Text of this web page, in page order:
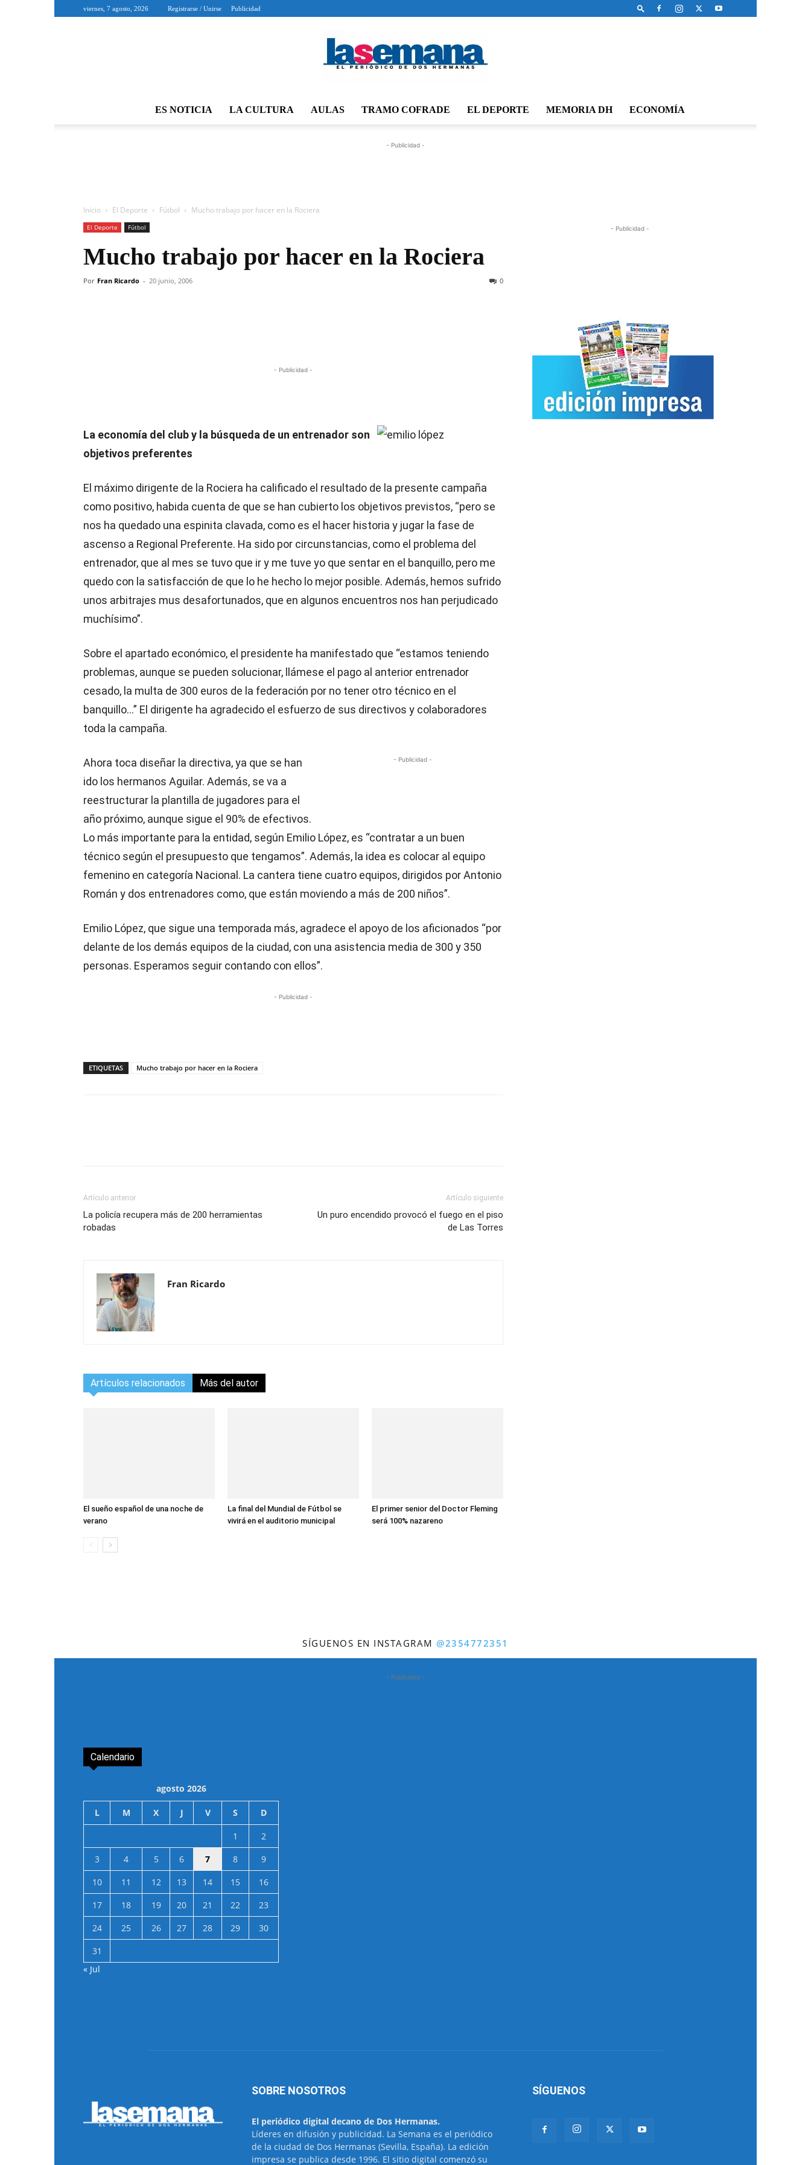
viernes, 7 agosto, 2026 Registrarse / Unirse Publicidad
ES NOTICIA LA CULTURA AULAS TRAMO COFRADE EL DEPORTE MEMORIA DH ECONOMÍA
- Publicidad -
Inicio El Deporte Fútbol Mucho trabajo por hacer en la Rociera
El Deporte Fútbol
Mucho trabajo por hacer en la Rociera
Por Fran Ricardo - 20 junio, 2006 0
- Publicidad -
La economía del club y la búsqueda de un entrenador son
objetivos preferentes
El máximo dirigente de la Rociera ha calificado el resultado de la presente campaña
como positivo, habida cuenta de que se han cubierto los objetivos previstos, “pero se
nos ha quedado una espinita clavada, como es el hacer historia y jugar la fase de
ascenso a Regional Preferente. Ha sido por circunstancias, como el problema del
entrenador, que al mes se tuvo que ir y me tuve yo que sentar en el banquillo, pero me
quedo con la satisfacción de que lo he hecho lo mejor posible. Además, hemos sufrido
unos arbitrajes mus desafortunados, que en algunos encuentros nos han perjudicado
muchísimo”.
Sobre el apartado económico, el presidente ha manifestado que “estamos teniendo
problemas, aunque se pueden solucionar, llámese el pago al anterior entrenador
cesado, la multa de 300 euros de la federación por no tener otro técnico en el
banquillo…” El dirigente ha agradecido el esfuerzo de sus directivos y colaboradores
toda la campaña.
- Publicidad -
Ahora toca diseñar la directiva, ya que se han
ido los hermanos Aguilar. Además, se va a
reestructurar la plantilla de jugadores para el
año próximo, aunque sigue el 90% de efectivos.
Lo más importante para la entidad, según Emilio López, es “contratar a un buen
técnico según el presupuesto que tengamos”. Además, la idea es colocar al equipo
femenino en categoría Nacional. La cantera tiene cuatro equipos, dirigidos por Antonio
Román y dos entrenadores como, que están moviendo a más de 200 niños”.
Emilio López, que sigue una temporada más, agradece el apoyo de los aficionados “por
delante de los demás equipos de la ciudad, con una asistencia media de 300 y 350
personas. Esperamos seguir contando con ellos”.
- Publicidad -
ETIQUETAS Mucho trabajo por hacer en la Rociera
Artículo anterior
La policía recupera más de 200 herramientas
robadas
Artículo siguiente
Un puro encendido provocó el fuego en el piso
de Las Torres
Fran Ricardo
Artículos relacionados Más del autor
El sueño español de una noche de
verano
La final del Mundial de Fútbol se
vivirá en el auditorio municipal
El primer senior del Doctor Fleming
será 100% nazareno
- Publicidad -
SÍGUENOS EN INSTAGRAM@2354772351
- Publicidad -
Calendario
agosto 2026
L M X J V S D
1
2
3
4 5 6 7 8
9
10
11 12 13 14 15
16
17
18 19 20 21 22
23
24
25 26 27 28 29
30
31
« Jul
SOBRE NOSOTROS
El periódico digital decano de Dos Hermanas.
Líderes en difusión y publicidad. La Semana es el periódico
de la ciudad de Dos Hermanas (Sevilla, España). La edición
impresa se publica desde 1996. El sitio digital comenzó su
SÍGUENOS